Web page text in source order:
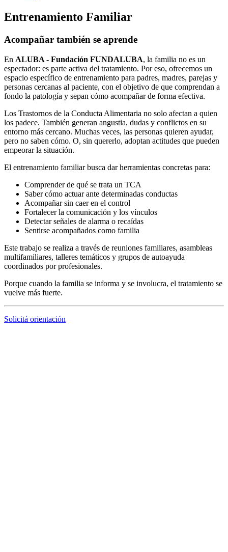
Entrenamiento Familiar
Acompañar también se aprende
En ALUBA - Fundación FUNDALUBA, la familia no es un
espectador: es parte activa del tratamiento. Por eso, ofrecemos un
espacio específico de entrenamiento para padres, madres, parejas y
personas cercanas al paciente, con el objetivo de que comprendan a
fondo la patología y sepan cómo acompañar de forma efectiva.
Los Trastornos de la Conducta Alimentaria no solo afectan a quien
los padece. También generan angustia, dudas y conflictos en su
entorno más cercano. Muchas veces, las personas quieren ayudar,
pero no saben cómo. O, sin quererlo, adoptan actitudes que pueden
empeorar la situación.
El entrenamiento familiar busca dar herramientas concretas para:
Comprender de qué se trata un TCA
Saber cómo actuar ante determinadas conductas
Acompañar sin caer en el control
Fortalecer la comunicación y los vínculos
Detectar señales de alarma o recaídas
Sentirse acompañados como familia
Este trabajo se realiza a través de reuniones familiares, asambleas
multifamiliares, talleres temáticos y grupos de autoayuda
coordinados por profesionales.
Porque cuando la familia se informa y se involucra, el tratamiento se
vuelve más fuerte.
Solicitá orientación